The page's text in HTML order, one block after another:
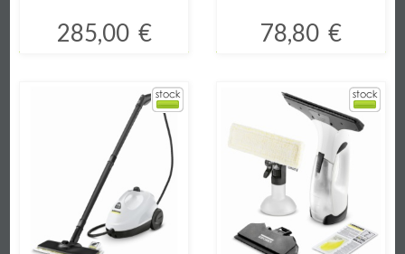
285,00 € 78,80 €